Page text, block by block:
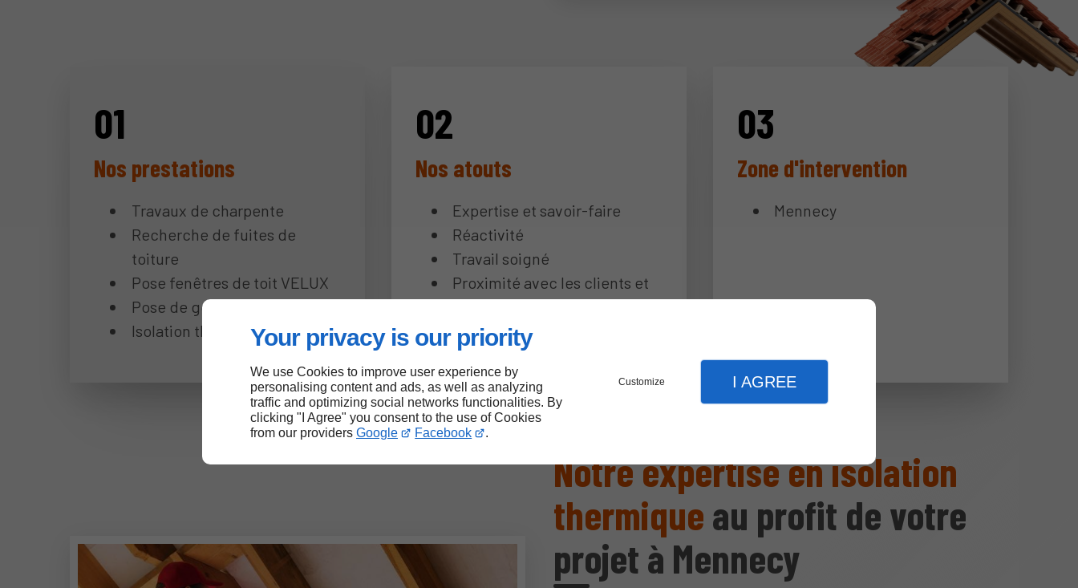
Your privacy is our priority
We use Cookies to improve user experience by
personalising content and ads, as well as analyzing
traffic and optimizing social networks functionalities. By
clicking "I Agree" you consent to the use of Cookies
from our providers Google Facebook .
Customize I AGREE
Nos prestations
Travaux de charpente
Recherche de fuites de
toiture
Pose fenêtres de toit VELUX
Pose de gouttières
Isolation thermique intérieure
Nos atouts
Expertise et savoir-faire
Réactivité
Travail soigné
Proximité avec les clients et
Zone d'intervention
Mennecy
Notre expertise en isolation
thermique au profit de votre
projet à Mennecy